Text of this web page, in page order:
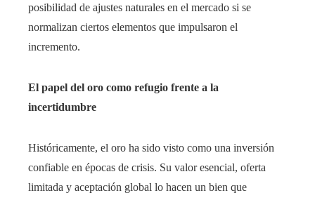
posibilidad de ajustes naturales en el mercado si se
normalizan ciertos elementos que impulsaron el
incremento.
El papel del oro como refugio frente a la
incertidumbre
Históricamente, el oro ha sido visto como una inversión
confiable en épocas de crisis. Su valor esencial, oferta
limitada y aceptación global lo hacen un bien que